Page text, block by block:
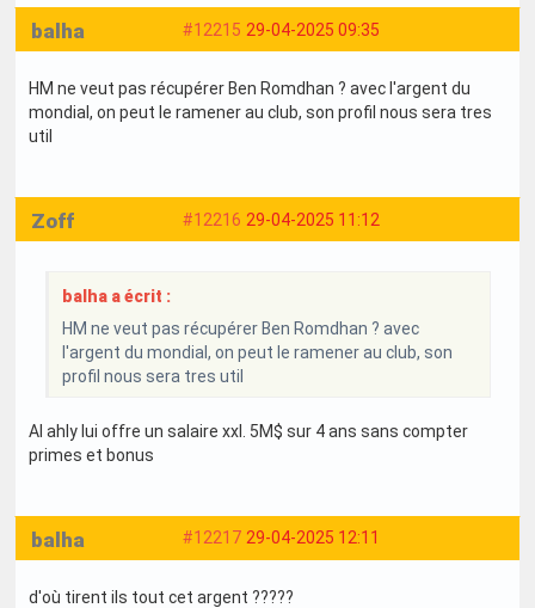
#12215 29-04-2025 09:35
balha
HM ne veut pas récupérer Ben Romdhan ? avec l'argent du
mondial, on peut le ramener au club, son profil nous sera tres
util
#12216 29-04-2025 11:12
Zoff
balha a écrit :
HM ne veut pas récupérer Ben Romdhan ? avec
l'argent du mondial, on peut le ramener au club, son
profil nous sera tres util
Al ahly lui offre un salaire xxl. 5M$ sur 4 ans sans compter
primes et bonus
#12217 29-04-2025 12:11
balha
d'où tirent ils tout cet argent ?????